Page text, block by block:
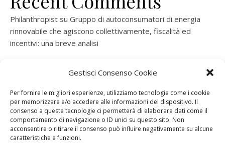
Gestisci Consenso Cookie
Per fornire le migliori esperienze, utilizziamo tecnologie come i cookie
per memorizzare e/o accedere alle informazioni del dispositivo. Il
consenso a queste tecnologie ci permetterà di elaborare dati come il
comportamento di navigazione o ID unici su questo sito. Non
acconsentire o ritirare il consenso può influire negativamente su alcune
caratteristiche e funzioni.
Philanthropist su Gruppo di autoconsumatori di energia
rinnovabile che agiscono collettivamente, fiscalità ed
incentivi: una breve analisi
rinnovabile che agiscono collettivamente, fiscalità ed
ramatogelsuGruppo di autoconsumatori di energia
rinnovabile che agiscono collettivamente, fiscalità ed
incentivi: una breve analisi